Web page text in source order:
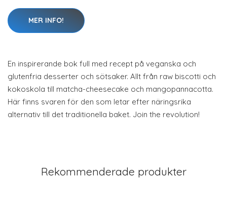
MER INFO!
En inspirerande bok full med recept på veganska och
glutenfria desserter och sötsaker. Allt från raw biscotti och
kokoskola till matcha-cheesecake och mangopannacotta.
Här finns svaren för den som letar efter näringsrika
alternativ till det traditionella baket. Join the revolution!
Rekommenderade produkter